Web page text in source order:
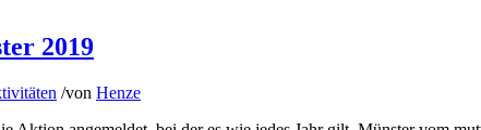
2019
/von Henze